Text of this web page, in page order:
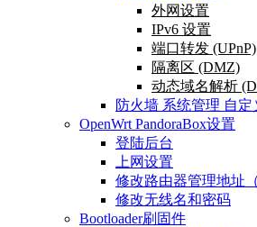
外网设置
IPv6 设置
端口转发 (UPnP)
隔离区 (DMZ)
动态域名解析
防火墙 系统管理 自定
OpenWrt PandoraBox设置
登陆后台
上网设置
修改路由器管理地址
修改无线名和密码
Bootloader刷固件